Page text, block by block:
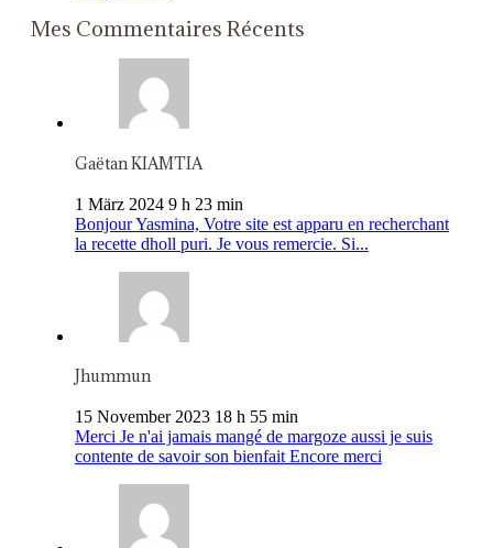
Mes Commentaires Récents
Gaëtan KIAMTIA
1 März 2024 9 h 23 min
Bonjour Yasmina, Votre site est apparu en recherchant
la recette dholl puri. Je vous remercie. Si...
Jhummun
15 November 2023 18 h 55 min
Merci Je n'ai jamais mangé de margoze aussi je suis
contente de savoir son bienfait Encore merci